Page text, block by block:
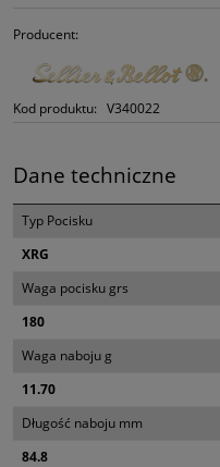
Producent:
Kod produktu: V340022
Dane techniczne
Typ Pocisku
XRG
Waga pocisku grs
180
Waga naboju g
11.70
Długość naboju mm
84.8